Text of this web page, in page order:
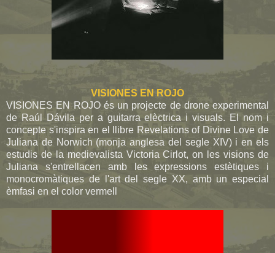
VISIONES EN ROJO
VISIONES EN ROJO és un projecte de drone experimental
de Raúl Dávila per a guitarra elèctrica i visuals. El nom i
concepte s'inspira en el llibre Revelations of Divine Love de
Juliana de Norwich (monja anglesa del segle XIV) i en els
estudis de la medievalista Victoria Cirlot, on les visions de
Juliana s'entrellacen amb les expressions estètiques i
monocromàtiques de l'art del segle XX, amb un especial
èmfasi en el color vermell